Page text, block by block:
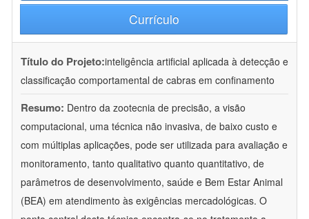
Currículo
Título do Projeto:inteligência artificial aplicada à detecção e
classificação comportamental de cabras em confinamento
Resumo: Dentro da zootecnia de precisão, a visão
computacional, uma técnica não invasiva, de baixo custo e
com múltiplas aplicações, pode ser utilizada para avaliação e
monitoramento, tanto qualitativo quanto quantitativo, de
parâmetros de desenvolvimento, saúde e Bem Estar Animal
(BEA) em atendimento às exigências mercadológicas. O